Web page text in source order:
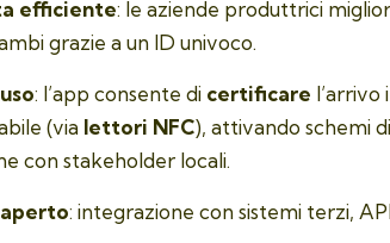
efficiente: le aziende produttrici
grazie a un ID univoco.
: l’app consente di certificare l’arrivo
(via lettori NFC), attivando schemi
con stakeholder locali.
: integrazione con sistemi terzi,